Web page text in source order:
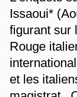
Issaoui*
figurant sur
Rouge
et les